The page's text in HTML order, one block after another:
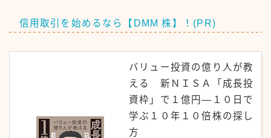
信用取引を始めるなら【DMM 株】！(PR)
バリュー投資の億り人が教
える 新ＮＩＳＡ「成長投
資枠」で１億円―１０日で
学ぶ１０年１０倍株の探し
方